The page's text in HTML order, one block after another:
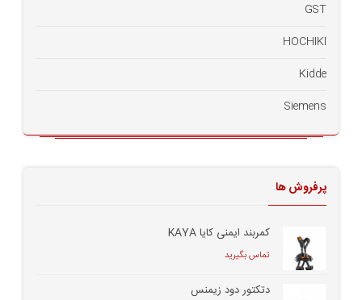
GST
HOCHIKI
Kidde
Siemens
پرفروش ها
کمربند ایمنی کایا KAYA
تماس بگیرید
دتکتور دود زیمنس